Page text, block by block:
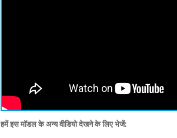
हमें इस मॉडल के अन्य वीडियो देखने के लिए भेजें: